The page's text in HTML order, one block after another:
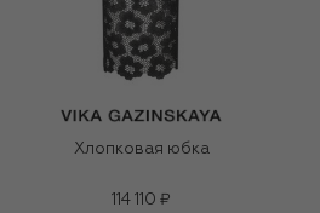
Хлопковая юбка
114 110 ₽